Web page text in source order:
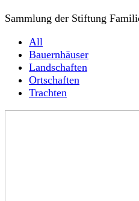
Sammlung der Stiftung
All
Bauernhäuser
Landschaften
Ortschaften
Trachten